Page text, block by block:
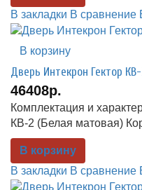
В закладки В сравнение
В корзину
Дверь Интекрон Гектор
46408р.
Комплектация и
КВ-2 (Белая матовая)
В корзину
В закладки В сравнение